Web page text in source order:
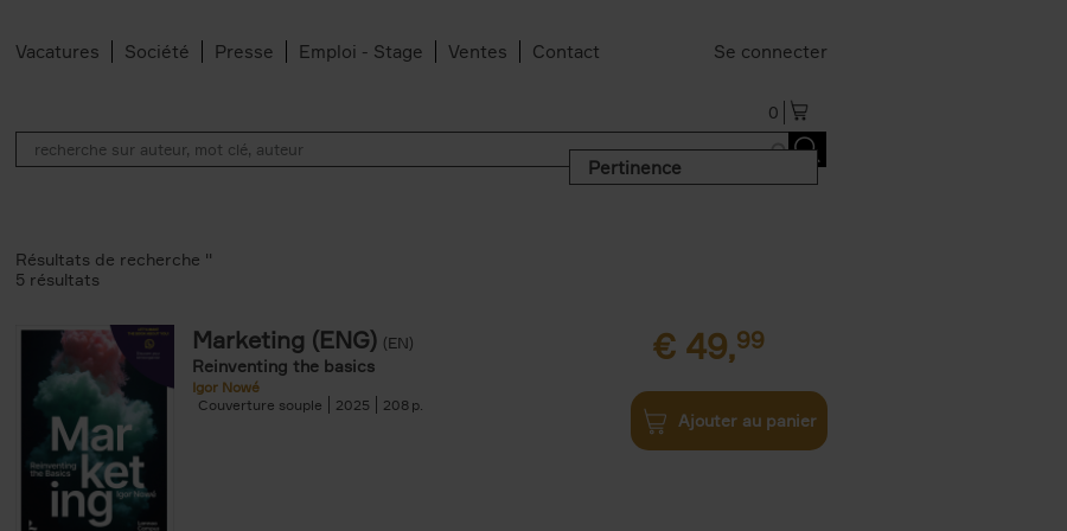
Vacatures Société Presse Emploi - Stage Ventes Contact Se connecter
0
Pertinence
filter
Feyter filter
Belleghem filter
Résultats de recherche ''
5 résultats
Marketing (ENG) (EN)
Reinventing the basics
Igor Nowé
Couverture souple
2025 208
€ 49,99
Ajouter au panier